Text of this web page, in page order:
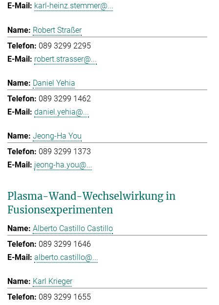
karl-heinz.stemmer@...
Robert Straßer
089 3299 2295
robert.strasser@...
Daniel Yehia
089 3299 1462
daniel.yehia@...
Jeong-Ha You
089 3299 1373
jeong-ha.you@...
Plasma-Wand-Wechselwirkung in
Fusionsexperimenten
Alberto Castillo Castillo
089 3299 1646
alberto.castillo@...
Karl Krieger
089 3299 1655